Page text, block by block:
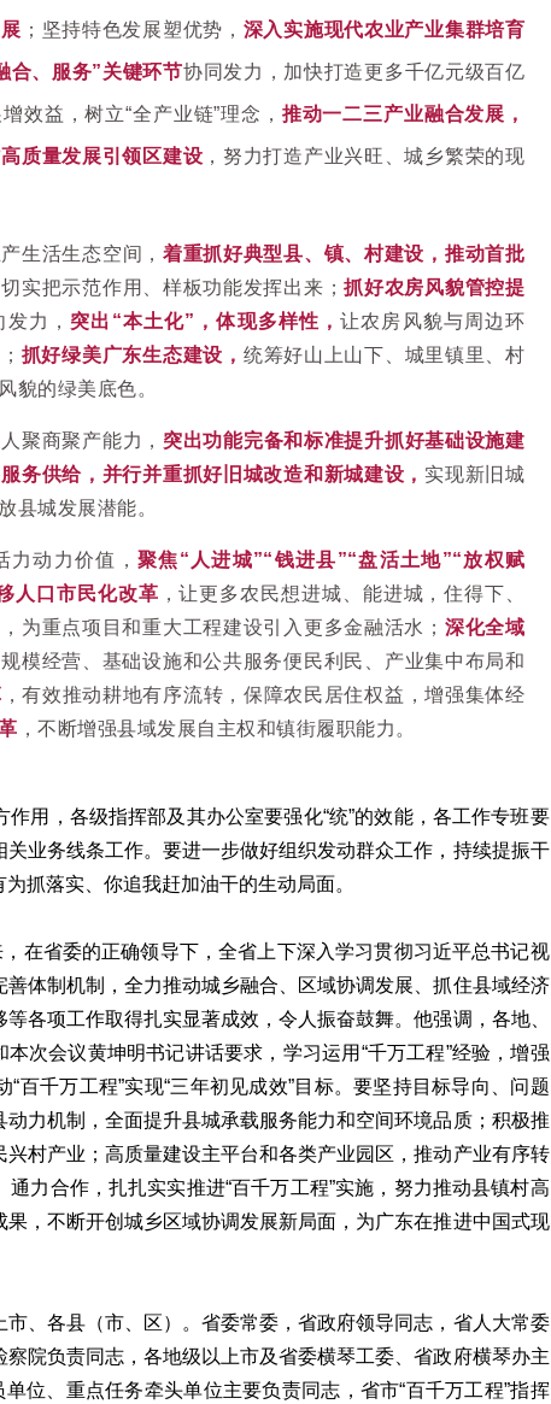
；坚持特色发展塑优势， 深入实施现代农业产业集群培育
合、服务”关键环节协同发力，加快打造更多千亿元级百亿
效益，树立“全产业链”理念， 推动一二三产业融合发展，
质量发展引领区建设 ，努力打造产业兴旺、城乡繁荣的现
生活生态空间， 着重抓好典型县、镇、村建设， 推动首批
切实把示范作用、样板功能发挥出来；抓好农房风貌管控提
力， 突出“本土化”，体现多样性，让农房风貌与周边环
抓好绿美广东生态建设， 统筹好山上山下、城里镇里、村
貌的绿美底色。
聚商聚产能力， 突出功能完备和标准提升抓好基础设施建
务供给，并行并重抓好旧城改造和新城建设， 实现新旧城
县城发展潜能。
力动力价值， 聚焦“人进城”“钱进县”“盘活土地”“放权赋
人口市民化改革 ，让更多农民想进城、能进城，住得下、
，为重点项目和重大工程建设引入更多金融活水； 深化全域
模经营、基础设施和公共服务便民利民、产业集中布局和
，有效推动耕地有序流转，保障农民居住权益，增强集体经
，不断增强县域发展自主权和镇街履职能力。
用，各级指挥部及其办公室要强化“统”的效能，各工作专班要
业务线条工作。要进一步做好组织发动群众工作，持续提振干
抓落实、你追我赶加油干的生动局面。
在省委的正确领导下，全省上下深入学习贯彻习近平总书记视
体制机制，全力推动城乡融合、区域协调发展、抓住县域经济
各项工作取得扎实显著成效，令人振奋鼓舞。他强调，各地、
次会议黄坤明书记讲话要求，学习运用“千万工程”经验，增强
百千万工程”实现“三年初见成效”目标。要坚持目标导向、问题
力机制，全面提升县城承载服务能力和空间环境品质；积极推
村产业；高质量建设主平台和各类产业园区，推动产业有序转
力合作，扎扎实实推进“百千万工程”实施，努力推动县镇村高
，不断开创城乡区域协调发展新局面，为广东在推进中国式现
、各县（市、区）。省委常委，省政府领导同志，省人大常委
院负责同志，各地级以上市及省委横琴工委、省政府横琴办主
位、重点任务牵头单位主要负责同志，省市“百千万工程”指挥